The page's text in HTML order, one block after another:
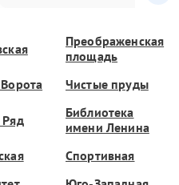
Преображенская
площадь
Чистые пруды
Библиотека
имени Ленина
Спортивная